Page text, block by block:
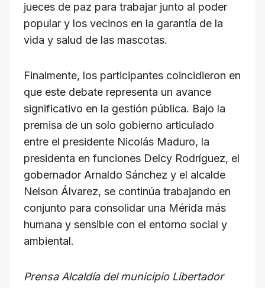
jueces de paz para trabajar junto al poder
popular y los vecinos en la garantía de la
vida y salud de las mascotas.
Finalmente, los participantes coincidieron en
que este debate representa un avance
significativo en la gestión pública. Bajo la
premisa de un solo gobierno articulado
entre el presidente Nicolás Maduro, la
presidenta en funciones Delcy Rodríguez, el
gobernador Arnaldo Sánchez y el alcalde
Nelson Álvarez, se continúa trabajando en
conjunto para consolidar una Mérida más
humana y sensible con el entorno social y
ambiental.
Prensa Alcaldía del municipio Libertador